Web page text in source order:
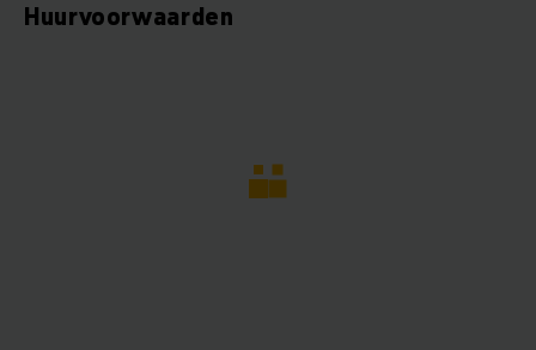
Huurvoorwaarden